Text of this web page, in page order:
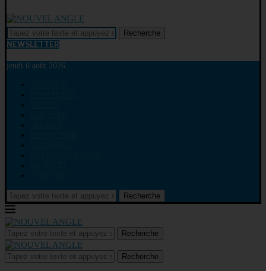
Recherche
NEWSLETTER
jeudi 6 août 2026
Recherche
Recherche
Recherche